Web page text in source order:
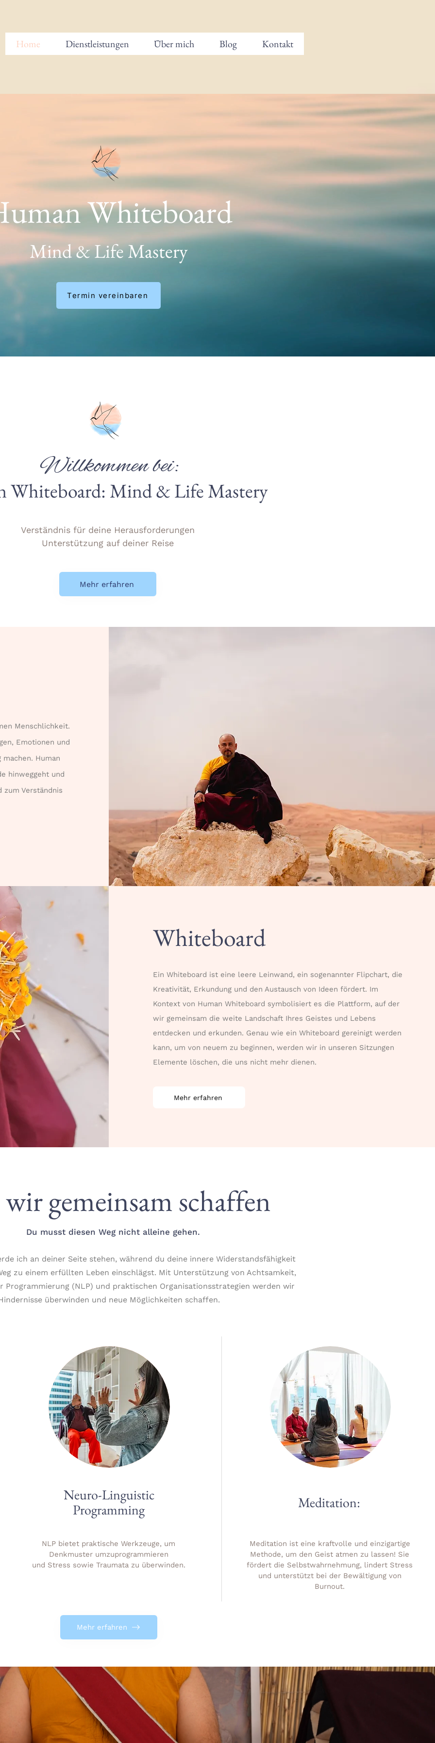
Home Dienstleistungen Über mich Blog Kontakt
Whiteboard
Mind & Life Mastery
Termin vereinbaren
Willkommen bei:
Whiteboard: Mind & Life Mastery
Verständnis für deine Herausforderungen
Unterstützung auf deiner Reise
Mehr erfahren
Menschlichkeit.
Emotionen und
Human
hinweggeht und
zum Verständnis
Whiteboard
Ein Whiteboard ist eine leere Leinwand, ein sogenannter Flipchart, die
Kreativität, Erkundung und den Austausch von Ideen fördert. Im
Kontext von Human Whiteboard symbolisiert es die Plattform, auf der
wir gemeinsam die weite Landschaft Ihres Geistes und Lebens
entdecken und erkunden. Genau wie ein Whiteboard gereinigt werden
kann, um von neuem zu beginnen, werden wir in unseren Sitzungen
Elemente löschen, die uns nicht mehr dienen.
Mehr erfahren
wir gemeinsam schaffen
Du musst diesen Weg nicht alleine gehen.
ich an deiner Seite stehen, während du deine innere Widerstandsfähigkeit
zu einem erfüllten Leben einschlägst. Mit Unterstützung von Achtsamkeit,
Programmierung (NLP) und praktischen Organisationsstrategien werden wir
überwinden und neue Möglichkeiten schaffen.
Neuro-Linguistic
Programming
NLP bietet praktische Werkzeuge, um
Denkmuster umzuprogrammieren
und Stress sowie Traumata zu überwinden.
Meditation:
Meditation ist eine kraftvolle und einzigartige
Methode, um den Geist atmen zu lassen! Sie
fördert die Selbstwahrnehmung, lindert Stress
und unterstützt bei der Bewältigung von
Burnout.
Mehr erfahren